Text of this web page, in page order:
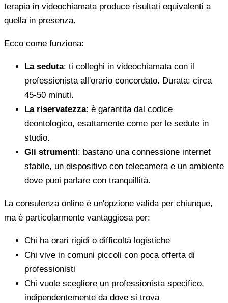
terapia in videochiamata produce risultati equivalenti a
quella in presenza.
Ecco come funziona:
La seduta: ti colleghi in videochiamata con il
professionista all'orario concordato. Durata: circa
45-50 minuti.
La riservatezza: è garantita dal codice
deontologico, esattamente come per le sedute in
studio.
Gli strumenti: bastano una connessione internet
stabile, un dispositivo con telecamera e un ambiente
dove puoi parlare con tranquillità.
La consulenza online è un'opzione valida per chiunque,
ma è particolarmente vantaggiosa per:
Chi ha orari rigidi o difficoltà logistiche
Chi vive in comuni piccoli con poca offerta di
professionisti
Chi vuole scegliere un professionista specifico,
indipendentemente da dove si trova